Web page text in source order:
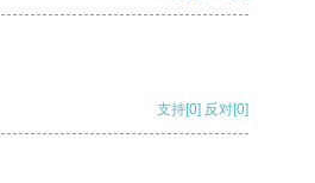
支持[0] 反对[0]